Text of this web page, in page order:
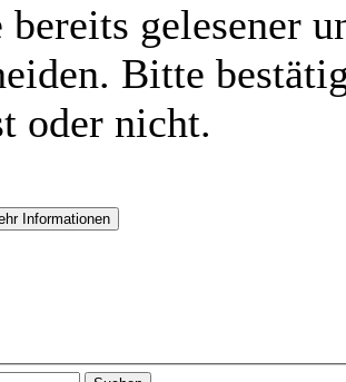
gelesener
Bitte
oder nicht.